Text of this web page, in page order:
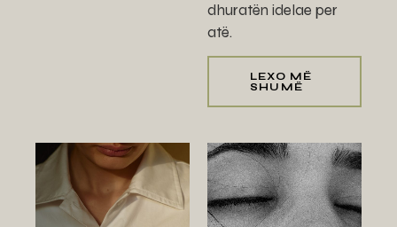
dhuratën idelae per
atë.
LEXO MË
SHUMË